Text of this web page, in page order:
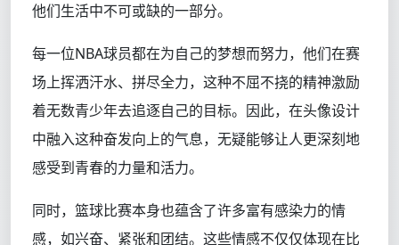
他们生活中不可或缺的一部分。
每一位NBA球员都在为自己的梦想而努力，他们在赛
场上挥洒汗水、拼尽全力，这种不屈不挠的精神激励
着无数青少年去追逐自己的目标。因此，在头像设计
中融入这种奋发向上的气息，无疑能够让人更深刻地
感受到青春的力量和活力。
同时，篮球比赛本身也蕴含了许多富有感染力的情
感，如兴奋、紧张和团结。这些情感不仅仅体现在比